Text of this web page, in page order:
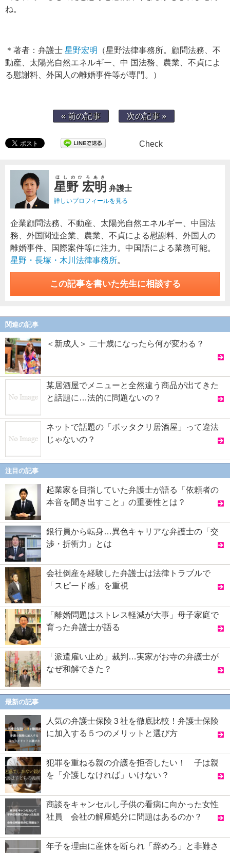
ね。
＊著者：弁護士 星野宏明
（星野法律事務所。顧問法務、不
動産、太陽光自然エネルギー、中 国法務、農業、不貞によ
る慰謝料、外国人の離婚事件等が専門。）
« 前の記事 次の記事 »
Check
星野 宏明
ほしのひろあき
弁護士
詳しいプロフィールを見る
企業顧問法務、不動産、太陽光自然エネルギー、中国法
務、外国関連企業、農業、不貞による慰謝料、外国人の
離婚事件、国際案件等に注力。中国語による業務可能。
星野・長塚・木川法律事務所。
この記事を書いた先生に相談する
関連の記事
＜新成人＞ 二十歳になったら何が変わる？
某居酒屋でメニューと全然違う商品が出てきた
と話題に…法的に問題ないの？
ネットで話題の「ボッタクリ居酒屋」って違法
じゃないの？
注目の記事
起業家を目指していた弁護士が語る「依頼者の
本音を聞き出すこと」の重要性とは？
銀行員から転身…異色キャリアな弁護士の「交
渉・折衝力」とは
会社倒産を経験した弁護士は法律トラブルで
「スピード感」を重視
「離婚問題はストレス軽減が大事」母子家庭で
育った弁護士が語る
「派遣雇い止め」裁判…実家がお寺の弁護士が
なぜ和解できた？
最新の記事
人気の弁護士保険３社を徹底比較！弁護士保険
に加入する５つのメリットと選び方
犯罪を重ねる親の介護を拒否したい！ 子は親
を「介護しなければ」いけない？
商談をキャンセルし子供の看病に向かった女性
社員 会社の解雇処分に問題はあるのか？
年子を理由に産休を断られ「辞めろ」と非難さ